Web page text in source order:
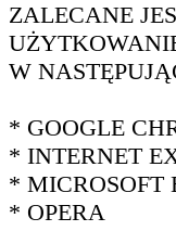
ZALECANE
W
* GOOGLE
* INTERNET
* MICROSOFT
* OPERA